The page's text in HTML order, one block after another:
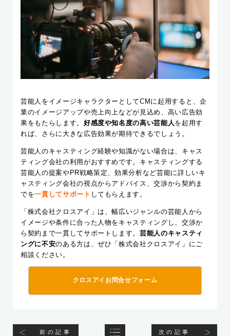
芸能人をイメージキャラクターとしてCMに起用すると、企
業のイメージアップや売上向上などが見込め、高い広告効
果をもたらします。 好感度や知名度の高い芸能人 を起用す
れば、さらに大きな広告効果が期待できるでしょう。
芸能人のキャスティング経験や知識がない場合は、キャス
ティング会社の利用がおすすめです。キャスティングする
芸能人の提案やPR戦略策定、効果分析など芸能に詳しいキ
ャスティング会社の視点からアドバイス、交渉から契約ま
でを一貫してサポート してもらえます。
「株式会社クロスアイ」は、幅広いジャンルの芸能人から
イメージや条件に合った人物をキャスティングし、交渉か
ら契約まで一貫してサポートします。芸能人のキャスティ
ングに不安のある方は、ぜひ「株式会社クロスアイ」にご
相談ください。
クロスアイお問合せフォーム
前の記事 次の記事